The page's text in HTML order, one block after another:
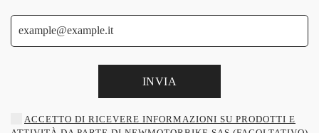
INVIA
ACCETTO DI RICEVERE INFORMAZIONI SU PRODOTTI E